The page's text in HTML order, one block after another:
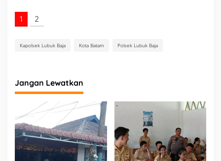
1 2
Kapolsek Lubuk Baja Kota Batam Polsek Lubuk Baja
Jangan Lewatkan